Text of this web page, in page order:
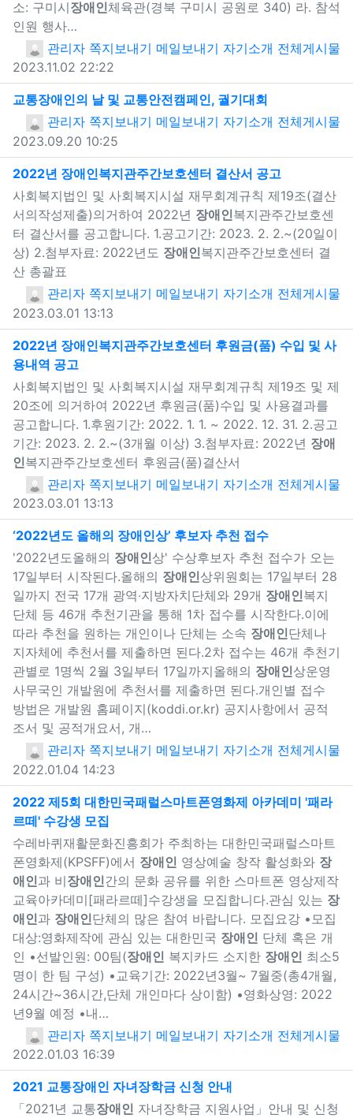
소: 구미시장애인체육관(경북 구미시 공원로 340) 라. 참석
인원 행사…
관리자 쪽지보내기 메일보내기 자기소개 전체게시물
2023.11.02 22:22
교통장애인의 날 및 교통안전캠페인, 궐기대회
관리자 쪽지보내기 메일보내기 자기소개 전체게시물
2023.09.20 10:25
2022년 장애인복지관주간보호센터 결산서 공고
사회복지법인 및 사회복지시설 재무회계규칙 제19조(결산
서의작성제출)의거하여 2022년 장애인복지관주간보호센
터 결산서를 공고합니다. 1.공고기간: 2023. 2. 2.~(20일이
상) 2.첨부자료: 2022년도 장애인복지관주간보호센터 결
산 총괄표
관리자 쪽지보내기 메일보내기 자기소개 전체게시물
2023.03.01 13:13
2022년 장애인복지관주간보호센터 후원금(품) 수입 및 사
용내역 공고
새창으로 보기
사회복지법인 및 사회복지시설 재무회계규칙 제19조 및 제
20조에 의거하여 2022년 후원금(품)수입 및 사용결과를
공고합니다. 1.후원기간: 2022. 1. 1. ~ 2022. 12. 31. 2.공고
기간: 2023. 2. 2.~(3개월 이상) 3.첨부자료: 2022년 장애
인복지관주간보호센터 후원금(품)결산서
관리자 쪽지보내기 메일보내기 자기소개 전체게시물
2023.03.01 13:13
‘2022년도 올해의 장애인상’ 후보자 추천 접수
'2022년도올해의 장애인상' 수상후보자 추천 접수가 오는
17일부터 시작된다.올해의 장애인상위원회는 17일부터 28
일까지 전국 17개 광역‧지방자치단체와 29개 장애인복지
단체 등 46개 추천기관을 통해 1차 접수를 시작한다.이에
따라 추천을 원하는 개인이나 단체는 소속 장애인단체나
지자체에 추천서를 제출하면 된다.2차 접수는 46개 추천기
관별로 1명씩 2월 3일부터 17일까지올해의 장애인상운영
사무국인 개발원에 추천서를 제출하면 된다.개인별 접수
방법은 개발원 홈페이지(koddi.or.kr) 공지사항에서 공적
조서 및 공적개요서, 개…
관리자 쪽지보내기 메일보내기 자기소개 전체게시물
2022.01.04 14:23
2022 제5회 대한민국패럴스마트폰영화제 아카데미 '패라
르떼' 수강생 모집
새창으로 보기
수레바퀴재활문화진흥회가 주최하는 대한민국패럴스마트
폰영화제(KPSFF)에서 장애인 영상예술 창작 활성화와 장
애인과 비장애인간의 문화 공유를 위한 스마트폰 영상제작
교육아카데미[패라르떼]수강생을 모집합니다.관심 있는 장
애인과 장애인단체의 많은 참여 바랍니다. 모집요강 •모집
대상:영화제작에 관심 있는 대한민국 장애인 단체 혹은 개
인 •선발인원: 00팀(장애인 복지카드 소지한 장애인 최소5
명이 한 팀 구성) •교육기간: 2022년3월~ 7월중(총4개월,
24시간~36시간,단체 개인마다 상이함) •영화상영: 2022
년9월 예정 •내…
관리자 쪽지보내기 메일보내기 자기소개 전체게시물
2022.01.03 16:39
2021 교통장애인 자녀장학금 신청 안내
「2021년 교통장애인 자녀장학금 지원사업」안내 및 신청